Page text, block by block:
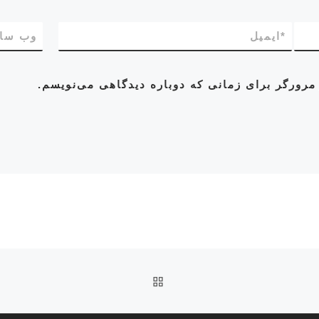
ایمیل * وب‌
برای زمانی که دوباره دیدگاهی می‌نویسم.
بازگشت به صفحه اصلی